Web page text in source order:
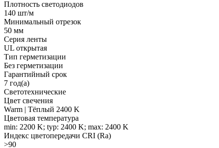
Плотность светодиодов
140 шт/м
Минимальный отрезок
50 мм
Серия ленты
UL открытая
Тип герметизации
Без герметизации
Гарантийный срок
7 год(а)
Светотехнические
Цвет свечения
Warm | Тёплый 2400 K
Цветовая температура
min: 2200 K; typ: 2400 K; max: 2400 K
Индекс цветопередачи CRI (Ra)
>90